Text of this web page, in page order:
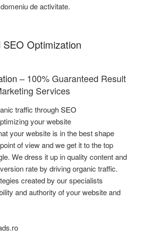
de activitate.
Optimization
– 100% Guaranteed Result
Services
traffic throughSEO
your website
your website is in the best shape
of view and we get it to the top
We dress it up in quality content and
rate by driving organic traffic.
created by our specialists
and authority of your website and